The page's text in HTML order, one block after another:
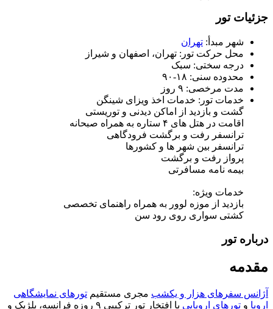
جزئیات تور
شهر مبدأ: تهران
محل حرکت تور: تهران، اصفهان و شیراز
درجه سختی: سبک
محدوده سنی: ۱۸-۹۰
مدت مرخصی: ۹ روز
خدمات تور: خدمات اخذ ویزای شینگن
گشت و بازدید از اماکن دیدنی و توریستی
اقامت در هتل های ۴ ستاره به همراه صبحانه
ترانسفر رفت و برگشت فرودگاهی
ترانسفر بین شهر ها و کشورها
پرواز رفت و برگشت
بیمه نامه مسافرتی
خدمات ویژه:
بازدید از موزه لوور به همراه راهنمای تخصصی
کشتی سواری روی رود سن
درباره تور
مقدمه
آژانس سفرهای هزار و یکشب مجری مستقیم تورهای نمایشگاهی
اروپا و تورهای اروپایی با افتخار تور ترکیبی ۹ روزه فرانسه، بلژیک و